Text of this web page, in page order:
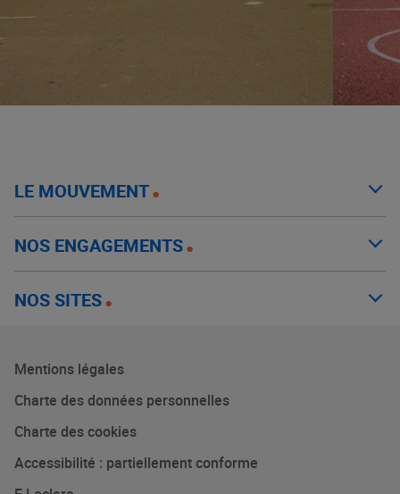
LE MOUVEMENT
NOS ENGAGEMENTS
NOS SITES
Mentions légales
Charte des données personnelles
Charte des cookies
Accessibilité : partiellement conforme